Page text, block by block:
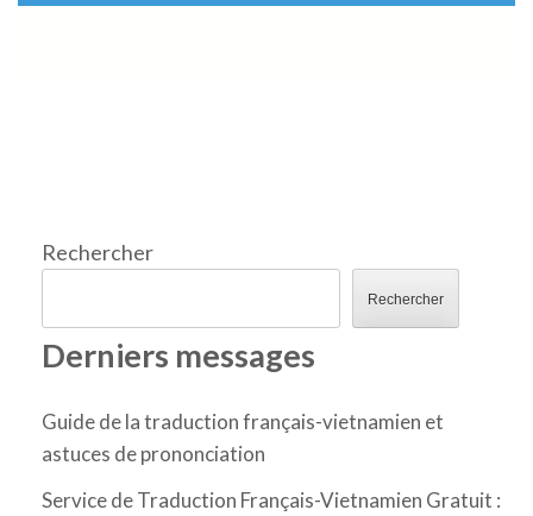
Rechercher
Rechercher
Derniers messages
Guide de la traduction français-vietnamien et
astuces de prononciation
Service de Traduction Français-Vietnamien Gratuit :